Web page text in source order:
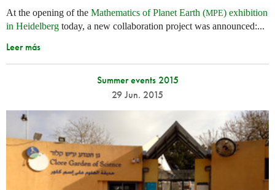
At the opening of the Mathematics of Planet Earth (MPE) exhibition
in Heidelberg today, a new collaboration project was announced:...
Leer más
Summer events 2015
29 Jun. 2015